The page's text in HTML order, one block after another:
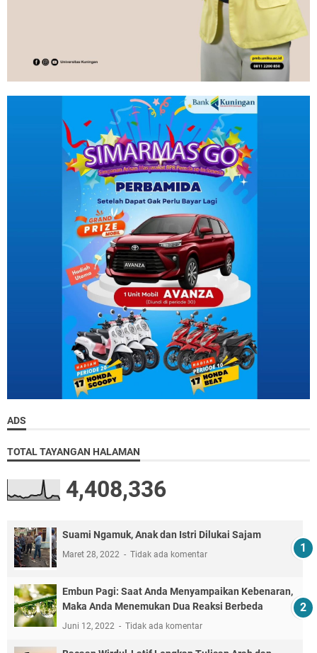
ADS
TOTAL TAYANGAN HALAMAN
4,408,336
Suami Ngamuk, Anak dan Istri Dilukai Sajam
Maret 28, 2022 Tidak ada komentar
Embun Pagi: Saat Anda Menyampaikan Kebenaran,
Maka Anda Menemukan Dua Reaksi Berbeda
Juni 12, 2022 Tidak ada komentar